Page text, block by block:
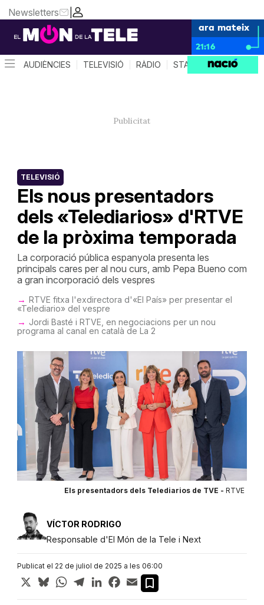
|
Newsletters
ara mateix
21:16
AUDIÈNCIES TELEVISIÓ RÀDIO STAR SYSTEM
Els nous presentadors
dels «Telediarios» d'RTVE
de la pròxima temporada
TELEVISIÓ
La corporació pública espanyola presenta les
principals cares per al nou curs, amb Pepa Bueno com
a gran incorporació dels vespres
RTVE fitxa l'exdirectora d'«El País» per presentar el
«Telediario» del vespre
Jordi Basté i RTVE, en negociacions per un nou
programa al canal en català de La 2
Els presentadors dels Telediarios de TVE - RTVE
VÍCTOR RODRIGO
Responsable d'El Món de la Tele i Next
Publicat el 22 de juliol de 2025 a les 06:00
X BlueskyWhatsApp
TelegramLinkedInFacebook
Email